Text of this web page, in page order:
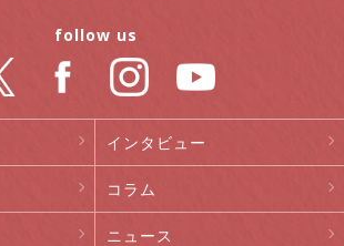
インタビュー
コラム
ニュース
follow us